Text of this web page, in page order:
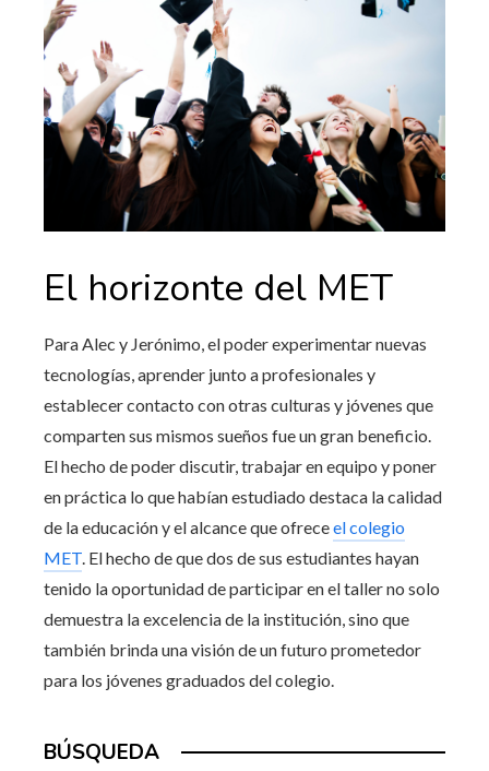
El horizonte del MET
Para Alec y Jerónimo, el poder experimentar nuevas
tecnologías, aprender junto a profesionales y
establecer contacto con otras culturas y jóvenes que
comparten sus mismos sueños fue un gran beneficio.
El hecho de poder discutir, trabajar en equipo y poner
en práctica lo que habían estudiado destaca la calidad
de la educación y el alcance que ofreceel colegio
MET. El hecho de que dos de sus estudiantes hayan
tenido la oportunidad de participar en el taller no solo
demuestra la excelencia de la institución, sino que
también brinda una visión de un futuro prometedor
para los jóvenes graduados del colegio.
BÚSQUEDA